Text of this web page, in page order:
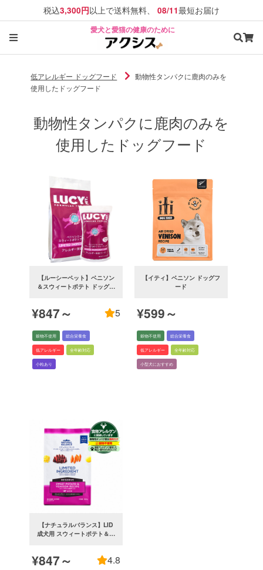
税込3,300円以上で送料無料、 08/11最短お届け
愛犬と愛猫の健康のために
低アレルギー ドッグフード
動物性タンパクに鹿肉のみを
使用したドッグフード
動物性タンパクに鹿肉のみを
使用したドッグフード
【ルーシーペット】ベニソン
＆スウィートポテト ドッグフ
¥847～ 5
穀物不使用 総合栄養食
低アレルギー 全年齢対応
小粒あり
【イティ】ベニソン ドッグフ
ード
¥599～
穀物不使用 総合栄養食
低アレルギー 全年齢対応
小型犬におすすめ
【ナチュラルバランス】LID
成犬用 スウィートポテト＆鹿
ニソン）
¥847～ 4.8